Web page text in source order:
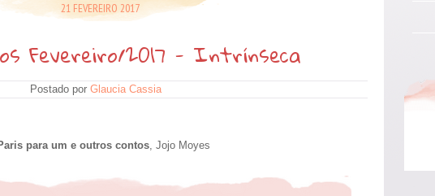
21 FEVEREIRO 2017
Fevereiro/2017 - Intrínseca
Postado por Glaucia Cassia
para um e outros contos, Jojo Moyes